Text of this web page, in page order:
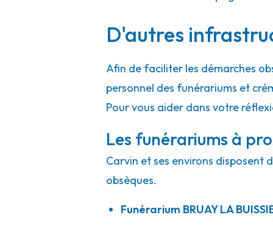
Pompes Funèbres Riché - Divion
24 Rue Jean Jaurès- 62460 Divion
Consulter l'agence 03 21 62 49 42
A votre écoute 24h/24 7j/7
D'autres
Afin de faciliter les démarches
personnel des funérariums et
Pour vous aider dans votre
Les funérariums à
Carvin et ses environs disposent
obsèques.
Funérarium BRUAY LA